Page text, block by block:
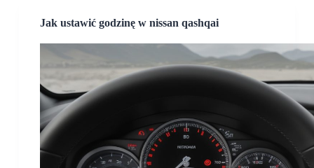
Jak ustawić godzinę w nissan qashqai